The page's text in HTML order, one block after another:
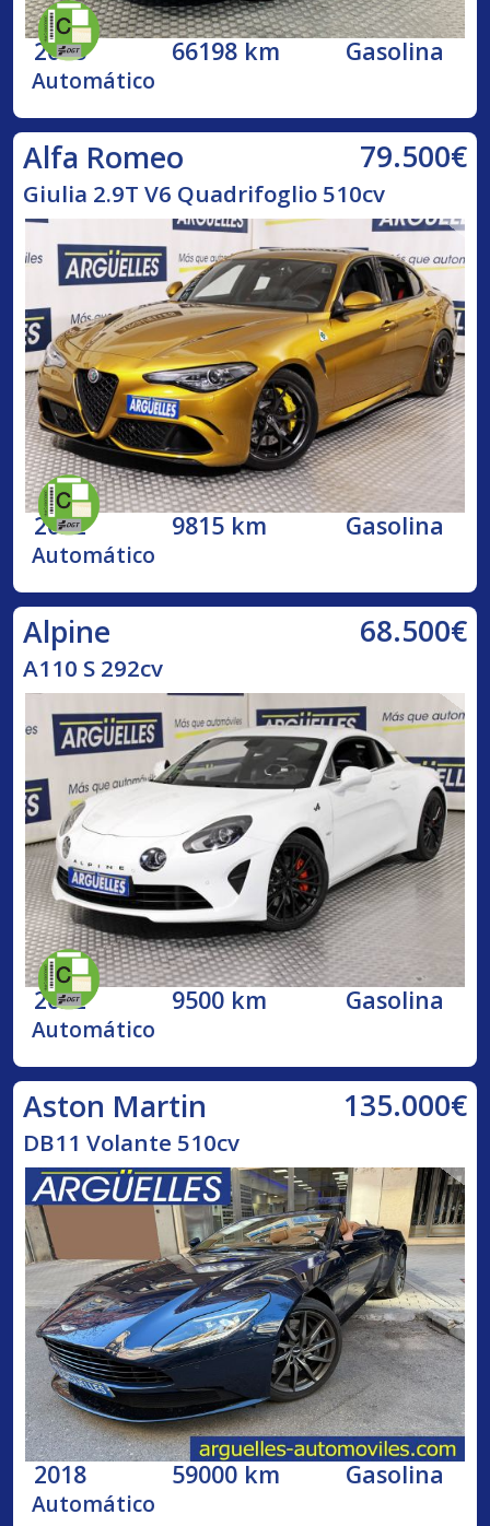
2018 66198 km Gasolina
Automático
Alfa Romeo 79.500€
Giulia 2.9T V6 Quadrifoglio 510cv
2022 9815 km Gasolina
Automático
Alpine 68.500€
A110 S 292cv
2022 9500 km Gasolina
Automático
Aston Martin 135.000€
DB11 Volante 510cv
2018 59000 km Gasolina
Automático